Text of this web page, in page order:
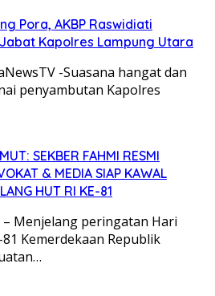
Pora, AKBP Raswidiati
Kapolres Lampung Utara
-Suasana hangat dan
penyambutan Kapolres
SEKBER FAHMI RESMI
& MEDIA SIAP KAWAL
HUT RI KE-81
– Menjelang peringatan Hari
Kemerdekaan Republik